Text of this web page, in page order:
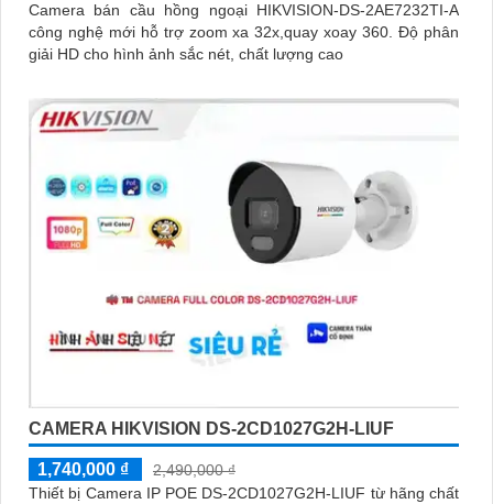
Camera bán cầu hồng ngoại HIKVISION-DS-2AE7232TI-A
công nghệ mới hỗ trợ zoom xa 32x,quay xoay 360. Độ phân
giải HD cho hình ảnh sắc nét, chất lượng cao
CAMERA HIKVISION DS-2CD1027G2H-LIUF
1,740,000 ₫
2,490,000 ₫
Thiết bị Camera IP POE DS-2CD1027G2H-LIUF từ hãng chất